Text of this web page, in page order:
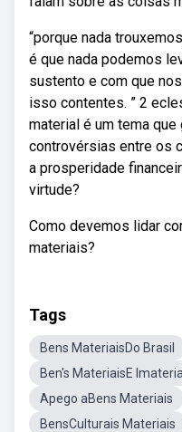
“porque nada
é que nada podemos
sustento e com que
isso contentes. ” 2
material é um tema
controvérsias entre os
a prosperidade
virtude?
Como devemos lidar
materiais?
Tags
Bens MateriaisDo Brasil
Ben's MateriaisE
Apego aBens Materiais
BensCulturais Materiais